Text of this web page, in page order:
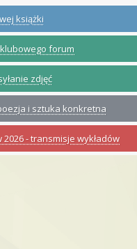
książki
forum
zdjęć
i sztuka konkretna
- transmisje wykładów